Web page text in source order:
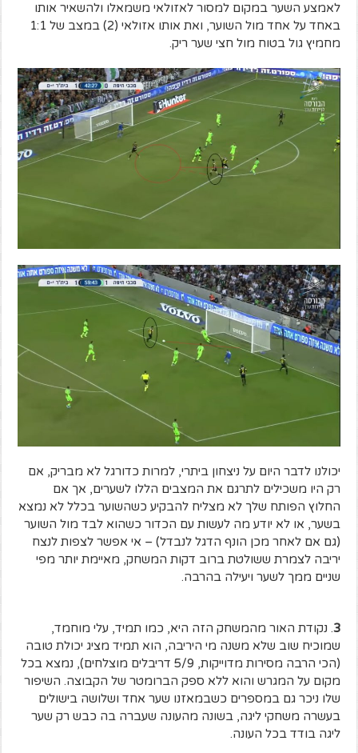
לאמצע השער במקום למסור לאזולאי משמאלו ולהשאיר אותו
באחד על אחד מול השוער, ואת אותו אזולאי (2) במצב של 1:1
מחמיץ גול בטוח מול חצי שער ריק.
יכולנו לדבר היום על ניצחון ביתרי, למרות כדורגל לא מבריק, אם
רק היו משכילים לתרגם את המצבים הללו לשערים, אך אם
החלוץ הפותח שלך לא מצליח להבקיע כשהשוער בכלל לא נמצא
בשער, או לא יודע מה לעשות עם הכדור כשהוא לבד מול השוער
(גם אם לאחר מכן הונף הדגל לנבדל) – אי אפשר לצפות לנצח
יריבה לצמרת ששולטת ברוב דקות המשחק, מאיימת יותר מפי
שניים ממך לשער ויעילה בהרבה.
3. נקודת האור מהמשחק הזה היא, כמו תמיד, עלי מוחמד,
שמוכיח שוב שלא משנה מי היריבה, הוא תמיד מציג יכולת טובה
(הכי הרבה מסירות מדוייקות, 5/9 דריבלים מוצלחים), נמצא בכל
מקום על המגרש והוא ללא ספק הברומטר של הקבוצה. השיפור
שלו ניכר גם במספרים כשבמאזנו שער אחד ושלושה בישולים
בעשרה משחקי ליגה, בשונה מהעונה שעברה בה כבש רק שער
ליגה בודד בכל העונה.